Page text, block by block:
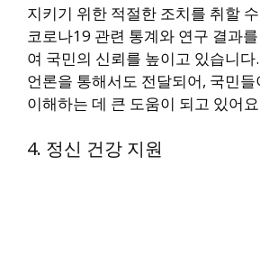
지키기 위한 적절한 조치를 취할
코로나19 관련 통계와 연구 결과
여 국민의 신뢰를 높이고 있습니
언론을 통해서도 전달되어, 국민
이해하는 데 큰 도움이 되고 있어
4. 정신 건강 지원